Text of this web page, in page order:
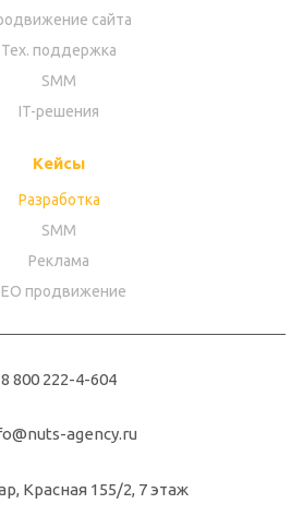
сайта
Тех. поддержка
SMM
IT-решения
Кейсы
Разработка
SMM
Реклама
продвижение
8 800 222-4-604
agency.ru
Красная 155/2, 7 этаж